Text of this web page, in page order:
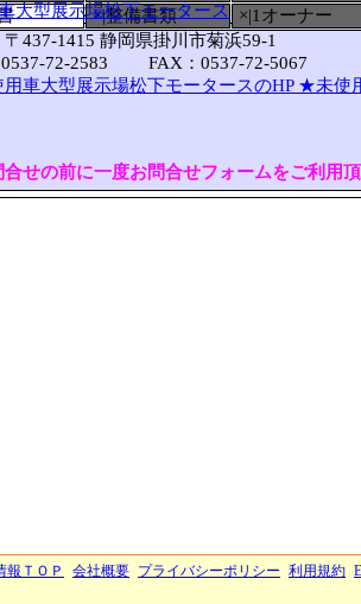
×|整備書類 ×|1オーナー
大型展示場松下モータース
437-1415 静岡県掛川市菊浜59-1
0537-72-2583 FAX：0537-72-5067
車大型展示場松下モータースのHP ★未使
せの前に一度お問合せフォームをご利用
報ＴＯＰ 会社概要 プライバシーポリシー 利用規約